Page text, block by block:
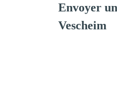
Envoyer
Vescheim